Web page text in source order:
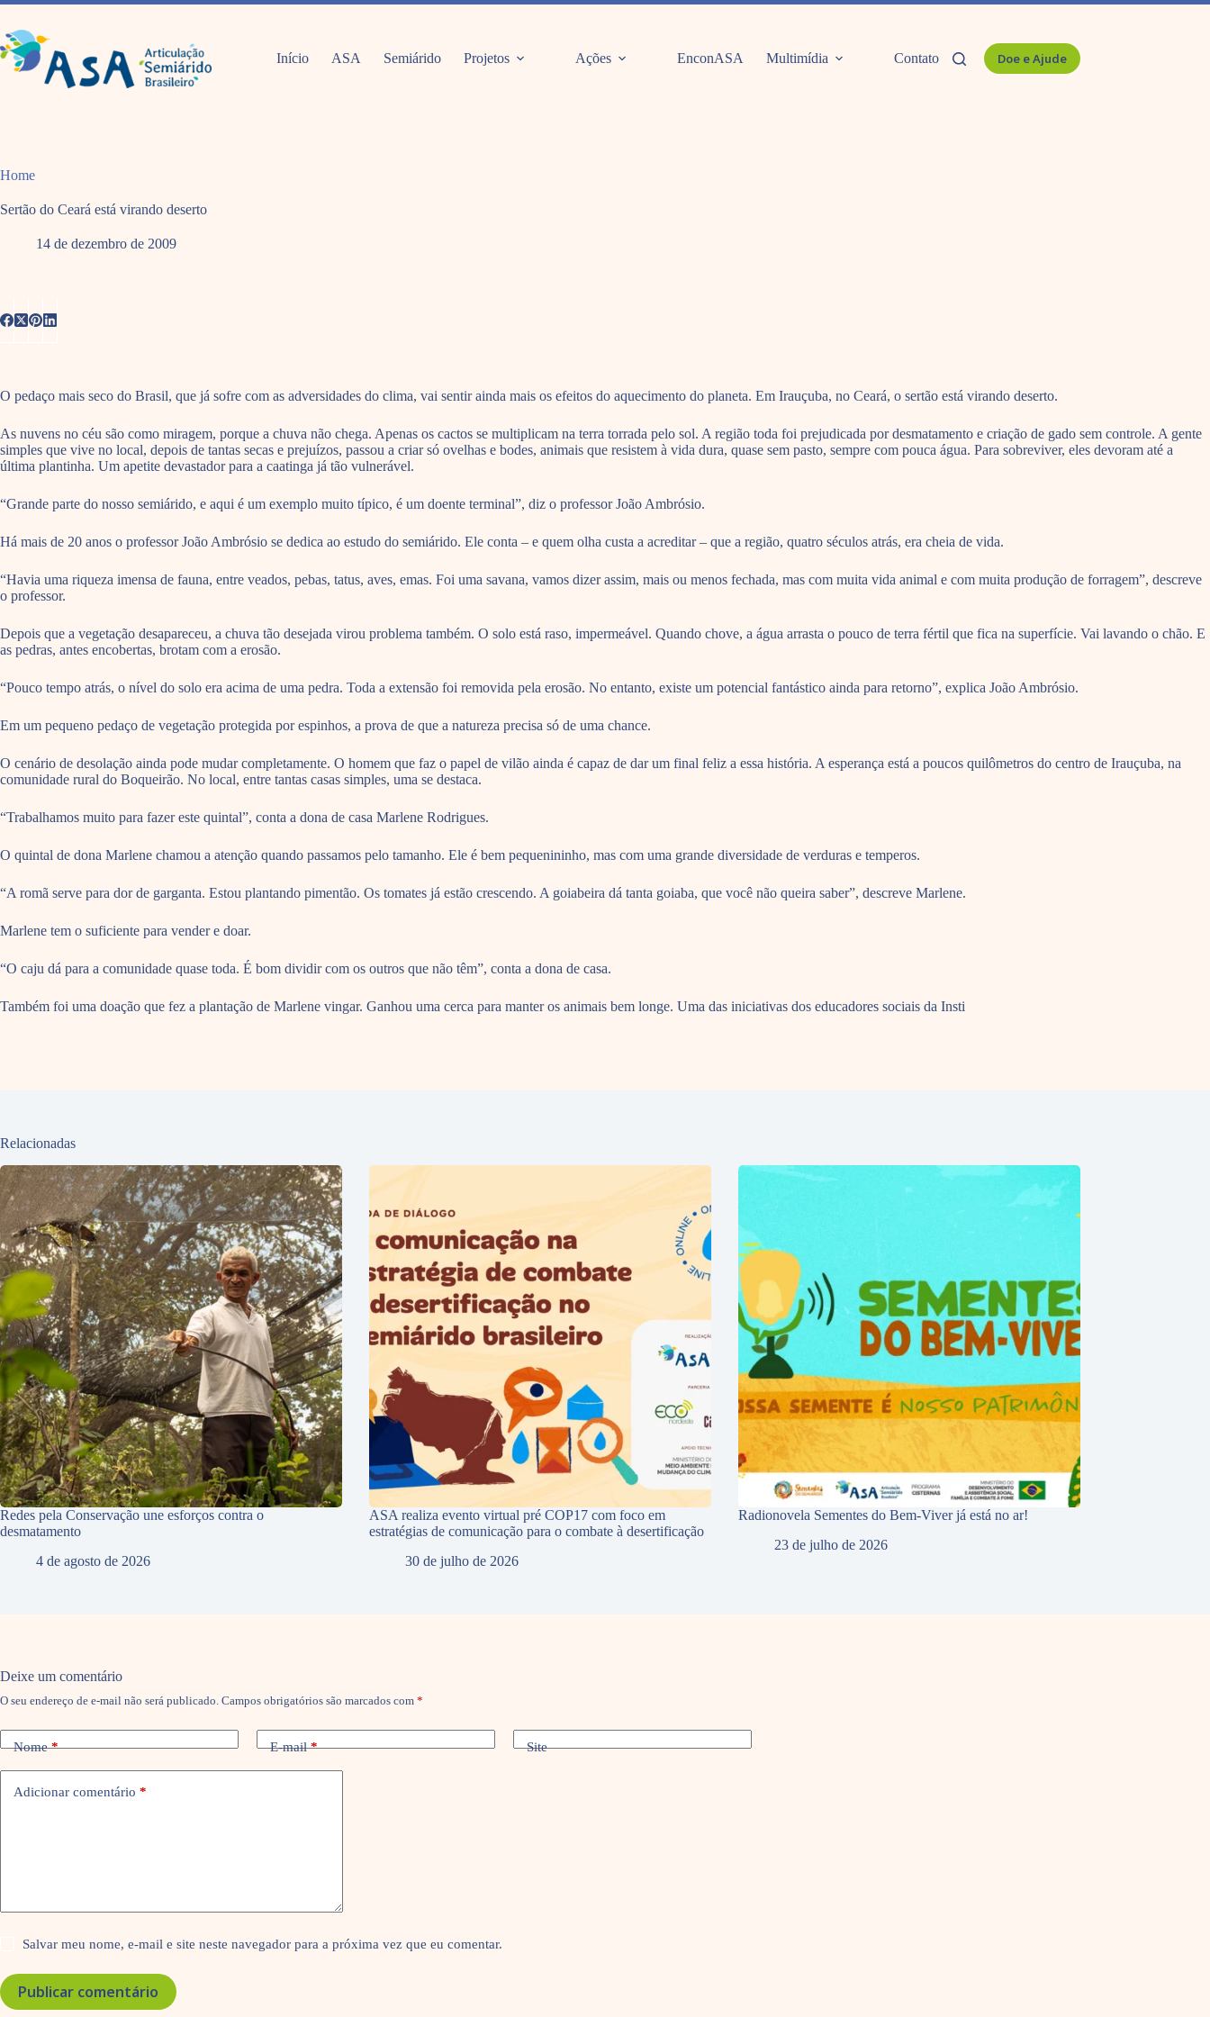
Pular
o
conteúdo
Início ASA Semiárido Projetos Ações EnconASA Multimídia Contato Doe e Ajude
Home
Sertão do Ceará está virando deserto
14 de dezembro de 2009
O pedaço mais seco do Brasil, que já sofre com as adversidades do clima, vai sentir ainda mais os efeitos do aquecimento do planeta. Em Irauçuba, no Ceará, o sertão está virando deserto.
As nuvens no céu são como miragem, porque a chuva não chega. Apenas os cactos se multiplicam na terra torrada pelo sol. A região toda foi prejudicada por desmatamento e criação de gado sem controle. A gente
simples que vive no local, depois de tantas secas e prejuízos, passou a criar só ovelhas e bodes, animais que resistem à vida dura, quase sem pasto, sempre com pouca água. Para sobreviver, eles devoram até a
última plantinha. Um apetite devastador para a caatinga já tão vulnerável.
“Grande parte do nosso semiárido, e aqui é um exemplo muito típico, é um doente terminal”, diz o professor João Ambrósio.
Há mais de 20 anos o professor João Ambrósio se dedica ao estudo do semiárido. Ele conta – e quem olha custa a acreditar – que a região, quatro séculos atrás, era cheia de vida.
“Havia uma riqueza imensa de fauna, entre veados, pebas, tatus, aves, emas. Foi uma savana, vamos dizer assim, mais ou menos fechada, mas com muita vida animal e com muita produção de forragem”, descreve
o professor.
Depois que a vegetação desapareceu, a chuva tão desejada virou problema também. O solo está raso, impermeável. Quando chove, a água arrasta o pouco de terra fértil que fica na superfície. Vai lavando o chão. E
as pedras, antes encobertas, brotam com a erosão.
“Pouco tempo atrás, o nível do solo era acima de uma pedra. Toda a extensão foi removida pela erosão. No entanto, existe um potencial fantástico ainda para retorno”, explica João Ambrósio.
Em um pequeno pedaço de vegetação protegida por espinhos, a prova de que a natureza precisa só de uma chance.
O cenário de desolação ainda pode mudar completamente. O homem que faz o papel de vilão ainda é capaz de dar um final feliz a essa história. A esperança está a poucos quilômetros do centro de Irauçuba, na
comunidade rural do Boqueirão. No local, entre tantas casas simples, uma se destaca.
“Trabalhamos muito para fazer este quintal”, conta a dona de casa Marlene Rodrigues.
O quintal de dona Marlene chamou a atenção quando passamos pelo tamanho. Ele é bem pequenininho, mas com uma grande diversidade de verduras e temperos.
“A romã serve para dor de garganta. Estou plantando pimentão. Os tomates já estão crescendo. A goiabeira dá tanta goiaba, que você não queira saber”, descreve Marlene.
Marlene tem o suficiente para vender e doar.
“O caju dá para a comunidade quase toda. É bom dividir com os outros que não têm”, conta a dona de casa.
Também foi uma doação que fez a plantação de Marlene vingar. Ganhou uma cerca para manter os animais bem longe. Uma das iniciativas dos educadores sociais da Insti
Relacionadas
Redes pela Conservação une esforços contra o
desmatamento
4 de agosto de 2026
ASA realiza evento virtual pré COP17 com foco em
estratégias de comunicação para o combate à desertificação
30 de julho de 2026
Radionovela Sementes do Bem-Viver já está no ar!
23 de julho de 2026
Deixe um comentário
O seu endereço de e-mail não será publicado. Campos obrigatórios são marcados com *
Nome* E-mail* Site
Adicionar comentário *
Salvar meu nome, e-mail e site neste navegador para a próxima vez que eu comentar.
Publicar comentário